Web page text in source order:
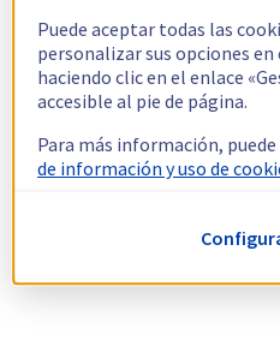
Puede aceptar todas las
personalizar sus opciones
haciendo clic en el enlace
accesible al pie de página.
Para más información,
de información y uso de